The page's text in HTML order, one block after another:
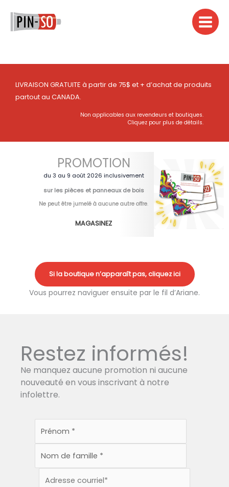
contenu
LIVRAISON GRATUITE à partir de 75$ et + d’achat de produits
partout au CANADA.
Non applicables aux revendeurs et boutiques.
Cliquez pour plus de détails.
PROMOTION
du 3 au 9 août 2026 inclusivement
sur les pièces et panneaux de bois
Ne peut être jumelé à aucune autre offre.
MAGASINEZ
Si la boutique n’apparaît pas, cliquez ici
Vous pourrez naviguer ensuite par le fil d’Ariane.
Restez informés!
Ne manquez aucune promotion ni aucune
nouveauté en vous inscrivant à notre
infolettre.